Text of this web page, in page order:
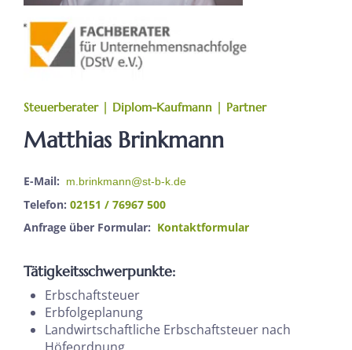
Steuerberater | Diplom-Kaufmann | Partner
Matthias Brinkmann
E-Mail: m.brinkmann@st-b-k.de
Telefon: 02151 / 76967 500
Anfrage über Formular: Kontaktformular
Tätigkeitsschwerpunkte:
Erbschaftsteuer
Erbfolgeplanung
Landwirtschaftliche Erbschaftsteuer nach